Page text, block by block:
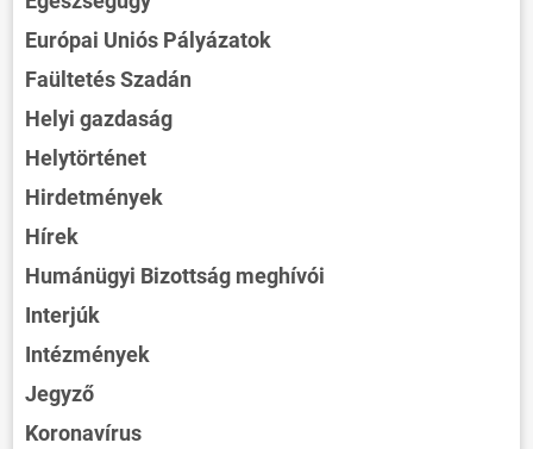
Európai Uniós Pályázatok
Faültetés Szadán
Helyi gazdaság
Helytörténet
Hirdetmények
Hírek
Humánügyi Bizottság meghívói
Interjúk
Intézmények
Jegyző
Koronavírus